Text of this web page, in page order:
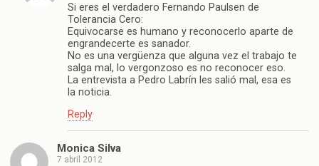
Si eres el verdadero Fernando Paulsen de
Tolerancia Cero:
Equivocarse es humano y reconocerlo aparte de
engrandecerte es sanador.
No es una vergüenza que alguna vez el trabajo te
salga mal, lo vergonzoso es no reconocer eso.
La entrevista a Pedro Labrín les salió mal, esa es
la noticia.
Reply
Monica Silva
7 abril 2012